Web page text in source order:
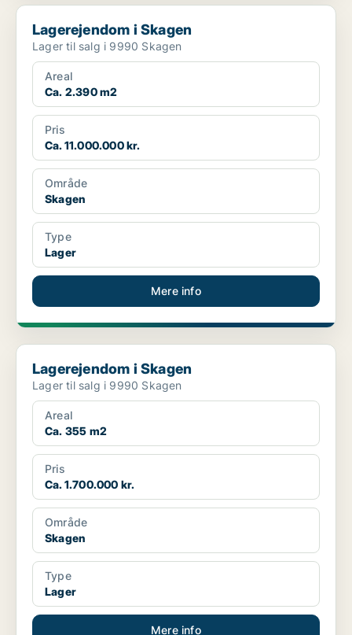
Lagerejendom i Skagen
Lagerejendom i Skagen
Lager til salg i 9990 Skagen
Areal
Ca. 2.390 m2
Pris
Ca. 11.000.000 kr.
Område
Skagen
Type
Lager
Mere info
Lagerejendom i Skagen
Lagerejendom i Skagen
Lager til salg i 9990 Skagen
Areal
Ca. 355 m2
Pris
Ca. 1.700.000 kr.
Område
Skagen
Type
Lager
Mere info